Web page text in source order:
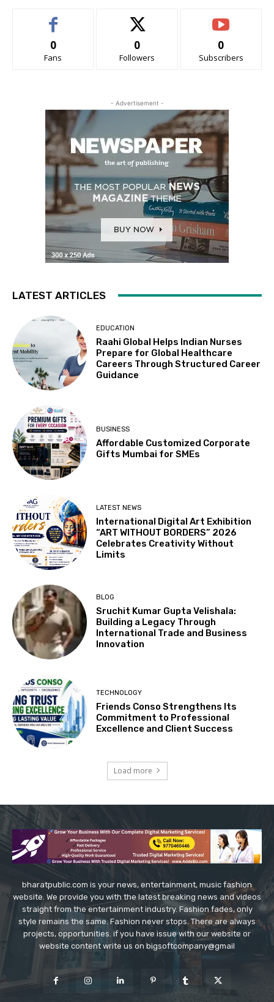
0
Fans
0
Followers
0
Subscribers
- Advertisement -
LATEST ARTICLES
EDUCATION
Raahi Global Helps Indian Nurses
Prepare for Global Healthcare
Careers Through Structured Career
Guidance
BUSINESS
Affordable Customized Corporate
Gifts Mumbai for SMEs
LATEST NEWS
International Digital Art Exhibition
“ART WITHOUT BORDERS” 2026
Celebrates Creativity Without
Limits
BLOG
Sruchit Kumar Gupta Velishala:
Building a Legacy Through
International Trade and Business
Innovation
TECHNOLOGY
Friends Conso Strengthens Its
Commitment to Professional
Excellence and Client Success
Load more
bharatpublic.com is your news, entertainment, music fashion
website. We provide you with the latest breaking news and videos
straight from the entertainment industry. Fashion fades, only
style remains the same. Fashion never stops. There are always
projects, opportunities. if you have issue with our website or
website content write us on bigsoftcompany@gmail